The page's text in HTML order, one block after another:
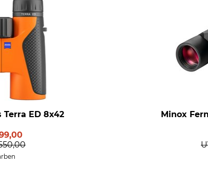
Terra ED 8x42 Minox